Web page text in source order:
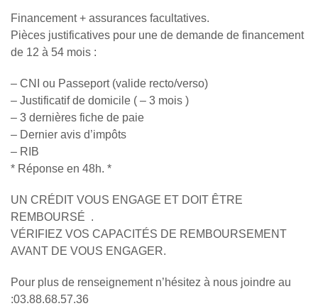
Financement + assurances facultatives.
Pièces justificatives pour une de demande de financement
de 12 à 54 mois :
– CNI ou Passeport (valide recto/verso)
– Justificatif de domicile ( – 3 mois )
– 3 dernières fiche de paie
– Dernier avis d’impôts
– RIB
* Réponse en 48h. *
UN CRÉDIT VOUS ENGAGE ET DOIT ÊTRE
REMBOURSÉ .
VÉRIFIEZ VOS CAPACITÉS DE REMBOURSEMENT
AVANT DE VOUS ENGAGER.
Pour plus de renseignement n’hésitez à nous joindre au
:03.88.68.57.36